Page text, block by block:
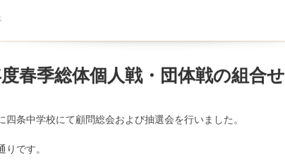
春季総体個人戦・団体戦の組合せ
四条中学校にて顧問総会および抽選会を行いました。
です。